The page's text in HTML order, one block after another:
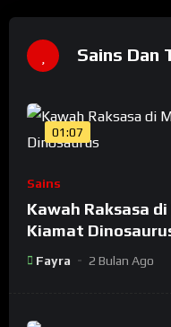
Sains Dan
01:07
Sains
Kawah Raksasa
Kiamat
Fayra 2 Bulan Ago